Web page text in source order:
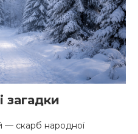
загадки
— скарб народної